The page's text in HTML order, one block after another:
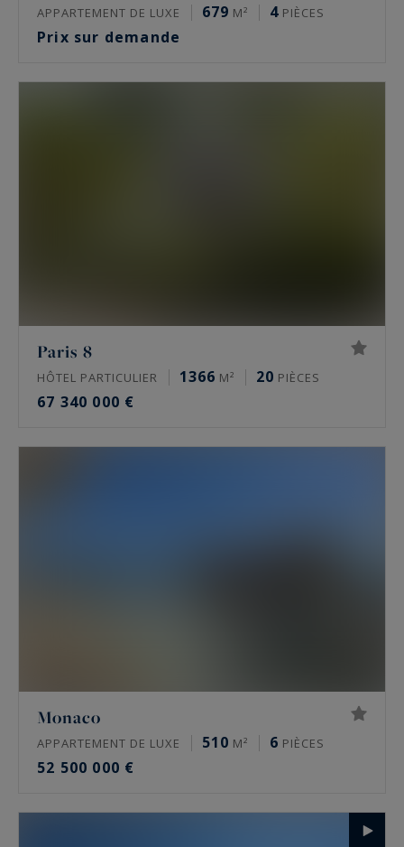
APPARTEMENT DE LUXE 679 M² 4 PIÈCES
Prix sur demande
Paris 8
HÔTEL PARTICULIER 1366 M² 20 PIÈCES
67 340 000 €
Monaco
APPARTEMENT DE LUXE 510 M² 6 PIÈCES
52 500 000 €